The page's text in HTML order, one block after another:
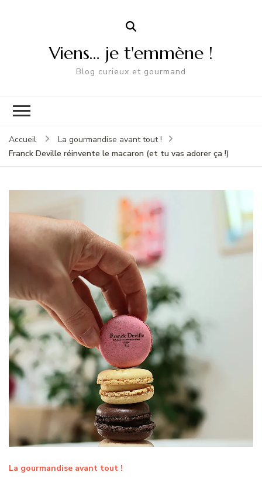
Viens… je t'emmène !
Blog curieux et gourmand
Accueil
La gourmandise avant tout !
Franck Deville réinvente le macaron (et tu vas adorer ça !)
La gourmandise avant tout !